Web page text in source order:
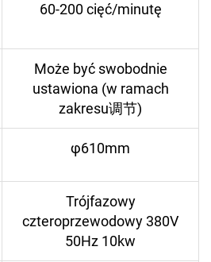
60-200 cięć/minutę
Może być swobodnie
ustawiona (w ramach
zakresu调节)
φ610mm
Trójfazowy
czteroprzewodowy 380V
50Hz 10kw